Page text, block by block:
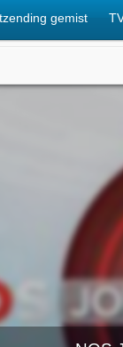
gemist